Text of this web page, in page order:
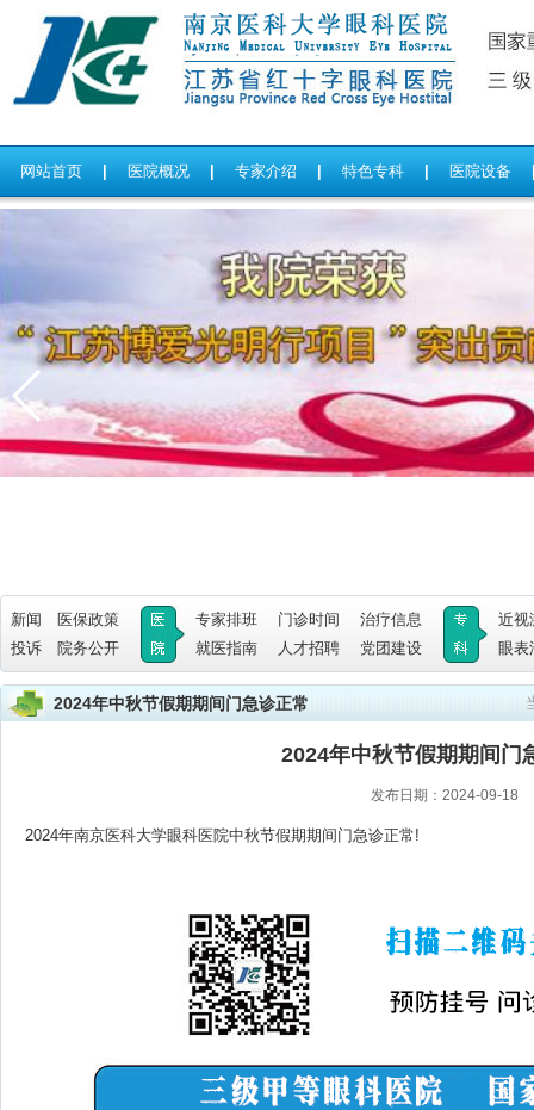
网站首页 医院概况 专家介绍 特色专科 医院设备
新闻 医保政策 专家排班 门诊时间 治疗信息
近视
投诉
院务公开 就医指南 人才招聘 党团建设 眼表
2024年中秋节假期期间门急诊正常
2024年中秋节假期期间门
发布日期：2024-09-18
2024年南京医科大学眼科医院中秋节假期期间门急诊正常!